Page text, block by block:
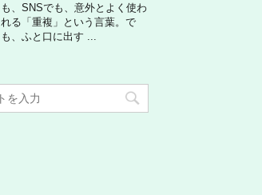
も、SNSでも、意外とよく使わ
れる「重複」という言葉。で
も、ふと口に出す ...